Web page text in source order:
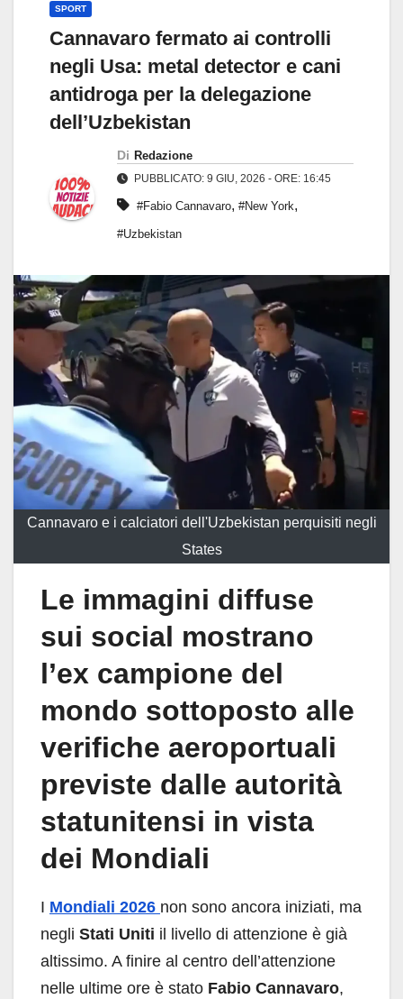
SPORT
Cannavaro fermato ai controlli
negli Usa: metal detector e cani
antidroga per la delegazione
dell’Uzbekistan
Di Redazione
PUBBLICATO: 9 GIU, 2026 - ORE: 16:45
#Fabio Cannavaro, #New York,
#Uzbekistan
Cannavaro e i calciatori dell'Uzbekistan perquisiti negli
States
Le immagini diffuse
sui social mostrano
l’ex campione del
mondo sottoposto alle
verifiche aeroportuali
previste dalle autorità
statunitensi in vista
dei Mondiali
I Mondiali 2026 non sono ancora iniziati, ma
negli Stati Uniti il livello di attenzione è già
altissimo. A finire al centro dell’attenzione
nelle ultime ore è stato Fabio Cannavaro,